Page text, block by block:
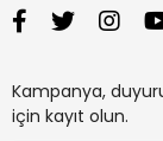
Kampanya,
için kayıt olun.